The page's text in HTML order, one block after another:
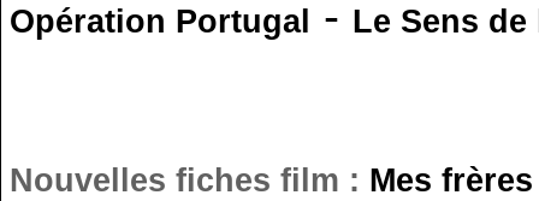
Opération Portugal - Le Sens
Nouvelles fiches film : Mes